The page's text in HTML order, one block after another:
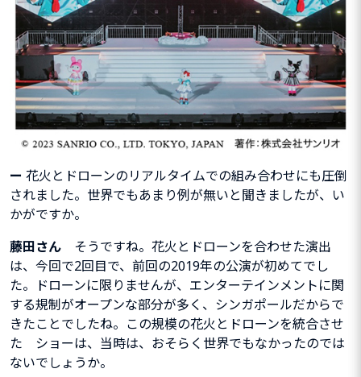
ー 花火とドローンのリアルタイムでの組み合わせにも圧倒
されました。 世界でもあまり例が無いと聞きましたが、い
かがですか。
藤田さん
そうですね。花火とドローンを合わせた演出
は、今回で2回目で、前回の2019年の公演が初めてでし
た。ドローンに限りませんが、 エンターテインメントに関
する規制がオープンな部分が多く、シンガポールだからで
きたことでしたね。この規模の花火とドローンを統合させ
た ショーは、当時は、おそらく世界でもなかったのでは
ないでしょうか。